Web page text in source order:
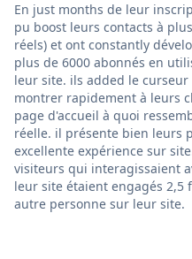
En just months de leur
pu boost leurs contacts à
réels) et ont constantly
plus de 6000 abonnés en
leur site. ils added le
montrer rapidement à leurs
page d'accueil à quoi
réelle. il présente bien leurs
excellente expérience sur
visiteurs qui interagissaient
leur site étaient engagés
autre personne sur leur site.